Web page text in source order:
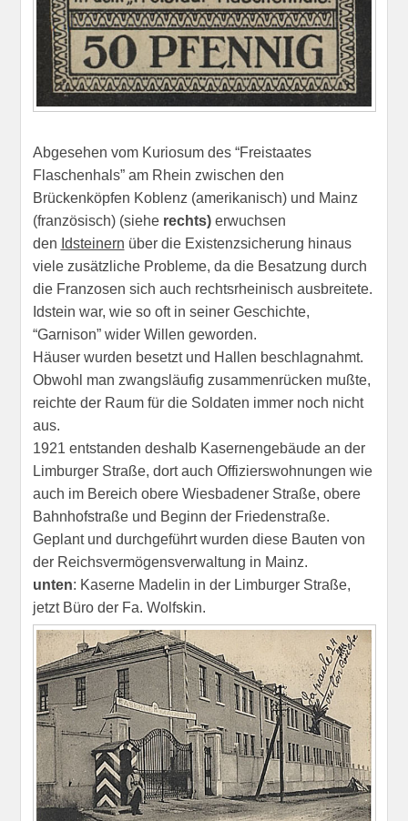
Abgesehen vom Kuriosum des “Freistaates
Flaschenhals” am Rhein zwischen den
Brückenköpfen Koblenz (amerikanisch) und Mainz
(französisch) (siehe rechts)erwuchsen
den Idsteinern über die Existenzsicherung hinaus
viele zusätzliche Probleme, da die Besatzung durch
die Franzosen sich auch rechtsrheinisch ausbreitete.
Idstein war, wie so oft in seiner Geschichte,
“Garnison” wider Willen geworden.
Häuser wurden besetzt und Hallen beschlagnahmt.
Obwohl man zwangsläufig zusammenrücken mußte,
reichte der Raum für die Soldaten immer noch nicht
aus.
1921 entstanden deshalb Kasernengebäude an der
Limburger Straße, dort auch Offizierswohnungen wie
auch im Bereich obere Wiesbadener Straße, obere
Bahnhofstraße und Beginn der Friedenstraße.
Geplant und durchgeführt wurden diese Bauten von
der Reichsvermögensverwaltung in Mainz.
unten: Kaserne Madelin in der Limburger Straße,
jetzt Büro der Fa. Wolfskin.